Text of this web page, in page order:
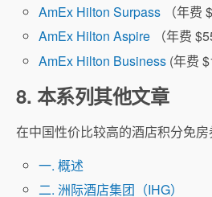
AmEx Hilton Surpass
（年费
AmEx Hilton Aspire （年费
AmEx Hilton Business (年费
8. 本系列其他文章
在中国性价比较高的酒店积分免房
一. 概述
二. 洲际酒店集团（IHG）